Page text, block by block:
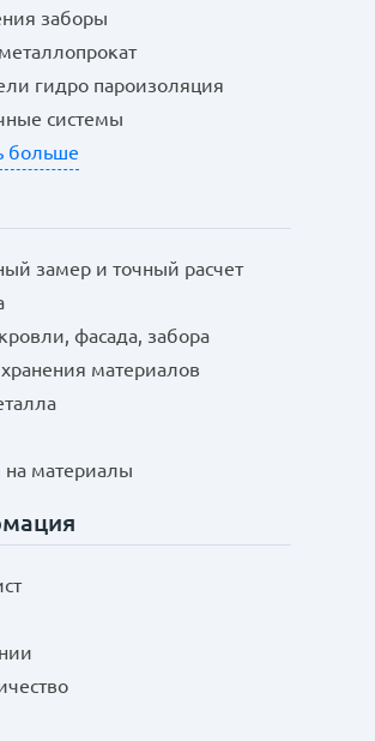
заборы
гидро пароизоляция
системы
больше
замер и точный расчет
фасада, забора
материалов
на материалы